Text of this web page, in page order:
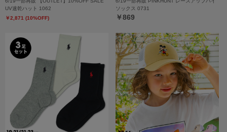
UV速乾ハット 1062
￥2,871 (10%OFF)
ソックス 0731
￥869